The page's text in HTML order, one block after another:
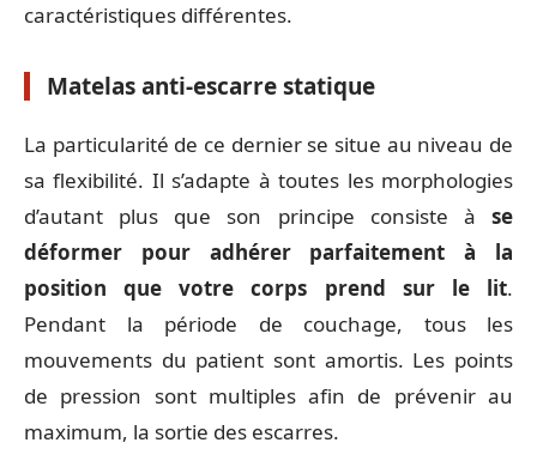
caractéristiques différentes.
Matelas anti-escarre statique
La particularité de ce dernier se situe au niveau de
sa flexibilité. Il s’adapte à toutes les morphologies
d’autant plus que son principe consiste à se
déformer pour adhérer parfaitement à la
position que votre corps prend sur le lit.
Pendant la période de couchage, tous les
mouvements du patient sont amortis. Les points
de pression sont multiples afin de prévenir au
maximum, la sortie des escarres.